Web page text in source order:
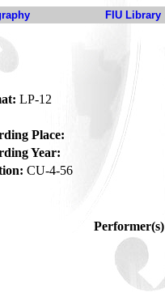
FIU Library
LP-12
Place:
Year:
CU-4-56
Performer(s)